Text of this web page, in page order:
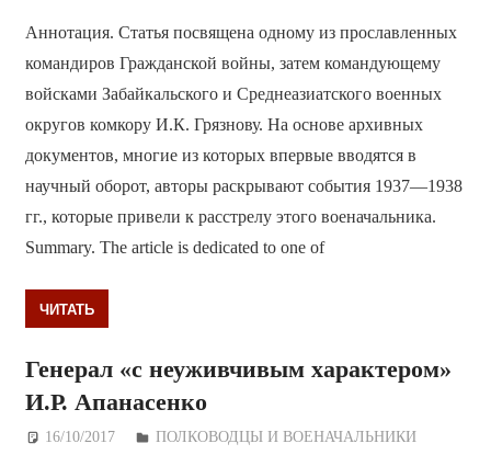
Аннотация. Статья посвящена одному из прославленных
командиров Гражданской войны, затем командующему
войсками Забайкальского и Среднеазиатского военных
округов комкору И.К. Грязнову. На основе архивных
документов, многие из которых впервые вводятся в
научный оборот, авторы раскрывают события 1937—1938
гг., которые привели к расстрелу этого военачальника.
Summary. The article is dedicated to one of
ЧИТАТЬ
Генерал «с неуживчивым характером»
И.Р. Апанасенко
16/10/2017 Дежурный по Редакции
ПОЛКОВОДЦЫ И ВОЕНАЧАЛЬНИКИ